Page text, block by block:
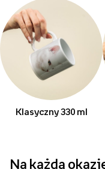
Klasyczny 330 ml
Na każdą